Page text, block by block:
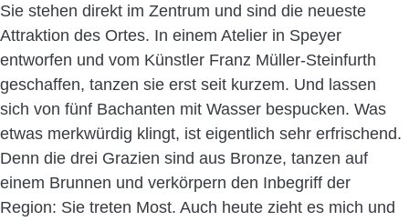
Sie stehen direkt im Zentrum und sind die neueste
Attraktion des Ortes. In einem Atelier in Speyer
entworfen und vom Künstler Franz Müller-Steinfurth
geschaffen, tanzen sie erst seit kurzem. Und lassen
sich von fünf Bachanten mit Wasser bespucken. Was
etwas merkwürdig klingt, ist eigentlich sehr erfrischend.
Denn die drei Grazien sind aus Bronze, tanzen auf
einem Brunnen und verkörpern den Inbegriff der
Region: Sie treten Most. Auch heute zieht es mich und